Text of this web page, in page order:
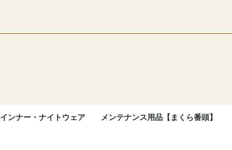
インナー・ナイトウェア メンテナンス用品【まくら番頭】